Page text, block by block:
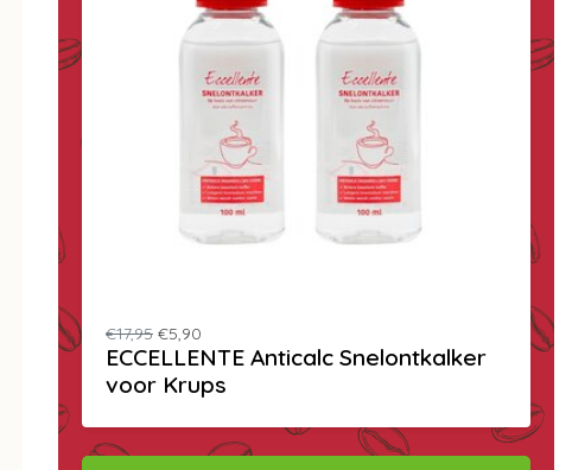
€17,95 €5,90
ECCELLENTE Anticalc Snelontkalker
voor Krups